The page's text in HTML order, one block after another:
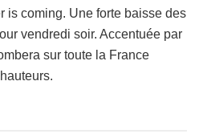
is coming. Une forte baisse des
vendredi soir. Accentuée par
sur toute la France